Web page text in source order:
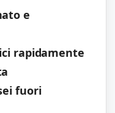
e
rapidamente
fuori